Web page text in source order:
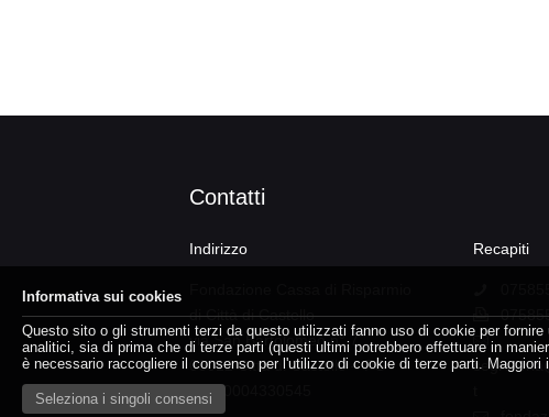
Contatti
Indirizzo
di Città di Castello
via San Bartolomeo n° 7
06012 Città di Castello – PG
CF 90004330545
Recapiti
Informativa sui cookies
Questo sito o gli strumenti terzi da questo utilizzati fanno uso di cookie per
analitici, sia di prima che di terze parti (questi ultimi potrebbero effettuare in
è necessario raccogliere il consenso per l'utilizzo di cookie di terze parti. Maggiori
Seleziona i singoli consensi